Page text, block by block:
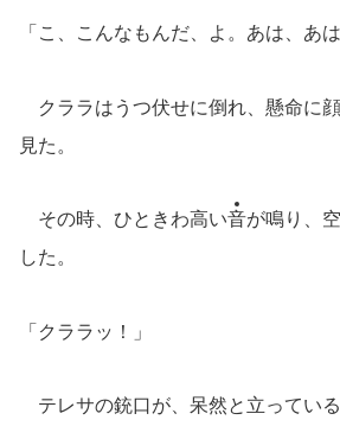
「こ、こんなもんだ、よ。あは、あ
クララはうつ伏せに倒れ、懸命に
見た。
その時、ひときわ高い音が鳴り、
した。
「クララッ！」
テレサの銃口が、呆然と立っている